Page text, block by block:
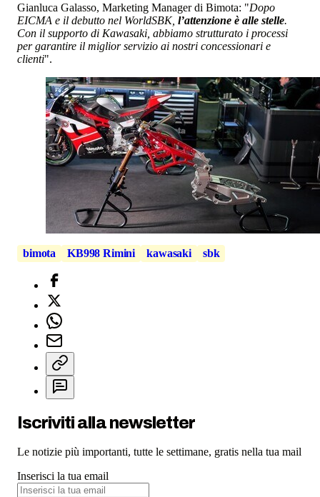
Gianluca Galasso, Marketing Manager di Bimota: "Dopo
EICMA e il debutto nel WorldSBK, l’attenzione è alle stelle.
Con il supporto di Kawasaki, abbiamo strutturato i processi
per garantire il miglior servizio ai nostri concessionari e
clienti".
bimota KB998 Rimini kawasaki sbk
Iscriviti alla newsletter
Le notizie più importanti, tutte le settimane, gratis nella tua mail
Inserisci la tua email